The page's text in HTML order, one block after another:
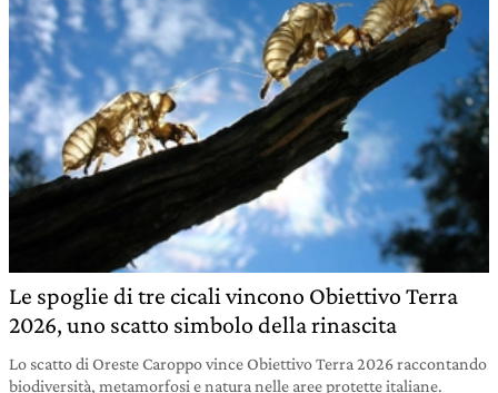
Le spoglie di tre cicali vincono Obiettivo Terra
2026, uno scatto simbolo della rinascita
Lo scatto di Oreste Caroppo vince Obiettivo Terra 2026 raccontando
biodiversità, metamorfosi e natura nelle aree protette italiane.